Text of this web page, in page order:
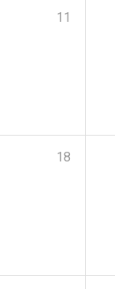
11
18